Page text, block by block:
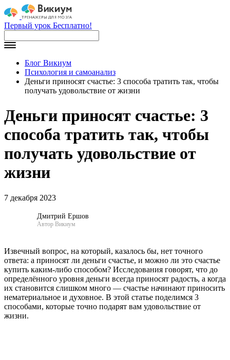
Первый урок Бесплатно!
Блог Викиум
Психология и самоанализ
Деньги приносят счастье: 3 способа тратить так, чтобы
получать удовольствие от жизни
Деньги приносят счастье: 3
способа тратить так, чтобы
получать удовольствие от
жизни
7 декабря 2023
Дмитрий Ершов
Автор Викиум
Извечный вопрос, на который, казалось бы, нет точного
ответа: а приносят ли деньги счастье, и можно ли это счастье
купить каким-либо способом? Исследования говорят, что до
определённого уровня деньги всегда приносят радость, а когда
их становится слишком много — счастье начинают приносить
нематериальное и духовное. В этой статье поделимся 3
способами, которые точно подарят вам удовольствие от
жизни.